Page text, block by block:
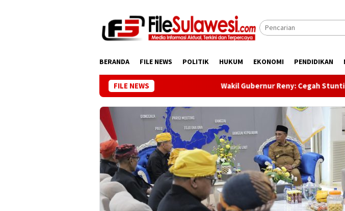
BERANDA FILE NEWS POLITIK HUKUM EKONOMI PENDIDIKAN
FILE NEWS Wakil Gubernur Reny: Cegah Stunting